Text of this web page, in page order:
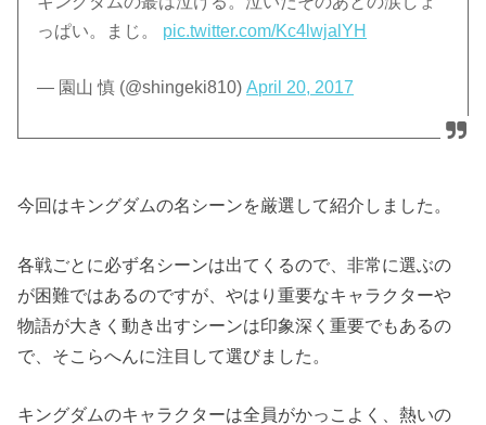
っぱい。まじ。 pic.twitter.com/Kc4lwjalYH
— 園山 慎 (@shingeki810)April 20, 2017
今回はキングダムの名シーンを厳選して紹介しました。
各戦ごとに必ず名シーンは出てくるので、非常に選ぶの
が困難ではあるのですが、やはり重要なキャラクターや
物語が大きく動き出すシーンは印象深く重要でもあるの
で、そこらへんに注目して選びました。
キングダムのキャラクターは全員がかっこよく、熱いの